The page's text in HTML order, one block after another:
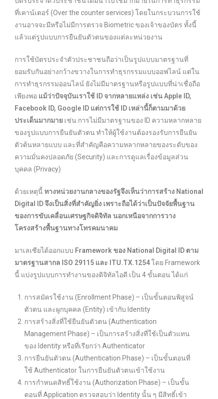
ที่เคาน์เตอร์ (Over the counter services) โดยในกระบวนการใช้
งานอาจจะมีหรือไม่มีการตรวจ Biometric ของเจ้าของบัตร ทั้งนี้
แล้วแต่รูปแบบการยืนยันตัวตนของแต่ละหน่วยงาน
การใช้บัตรประจำตัวประชาชนถือว่าเป็นรูปแบบมาตรฐานที่
ยอมรับกันอย่างกว้างขวางในการทำธุรกรรมแบบออฟไลน์ แต่ใน
การทำธุรกรรมออนไลน์ ยังไม่มีมาตรฐานหรือรูปแบบที่น่าเชื่อถือ
เพียงพอ แม้ว่าปัจจุบันเราใช้ ID จากหลายแหล่ง เช่น Apple ID,
Facebook ID, Google ID แต่การใช้ ID เหล่านี้ก็ตามมาด้วย
ประเด็นมากมาย เช่น การไม่มีมาตรฐานของ ID ความหลากหลาย
ของรูปแบบการยืนยันตัวตน ทำให้ผู้ใช้งานต้องรองรับการยืนยัน
ตัวต้นหลายแบบ และที่สำคัญคือความหลากหลายของระดับของ
ความมั่นคงปลอดภัย (Security) และการดูแลเรื่องข้อมูลส่วน
บุคคล (Privacy)
ด้วยเหตุนี้ ทางหน่วยงานกลางของรัฐจึงเห็นว่าการสร้าง National
Digital ID จึงเป็นสิ่งที่สำคัญยิ่ง เพราะถือได้ว่าเป็นปัจจัยพื้นฐาน
ของการขับเคลื่อนเศรษฐกิจดิจิทัล นอกเหนือจากการวาง
โครงสร้างพื้นฐานทางโทรคมนาคม
มาเลเซียได้ออกแบบ Framework ของ National Digital ID ตาม
มาตรฐานสากล ISO 29115 และ ITU.TX.1254โดย Framework
นี้ แบ่งรูปแบบการทำงานของดิจิทัลไอดี เป็น 4 ขั้นตอน ได้แก่
การสมัครใช้งาน (Enrollment Phase) – เป็นขั้นตอนพิสูจน์
ตัวตน และผูกบุคคล (Entity) เข้ากับ Identity
การสร้างสิ่งที่ใช้ยืนยันตัวตน (Authentication
Management Phase) – เป็นการสร้างสิ่งที่ใช้เป็นตัวแทน
ของ Identity หรือที่เรียกว่า Authenticator
การยืนยันตัวตน (Authentication Phase) – เป็นขั้นตอนที่
ใช้ Authenticator ในการยืนยันตัวตนเข้าใช้งาน
การกำหนดสิทธิ์ใช้งาน (Authorization Phase) – เป็นขั้น
ตอนที่ Application ตรวจสอบว่า Identity นั้น ๆ มีสิทธิ์เข้า